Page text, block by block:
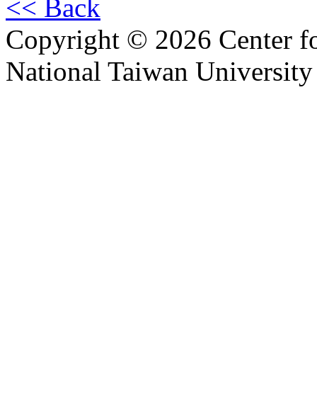
<< Back
Copyright © 2026 Center
National Taiwan University